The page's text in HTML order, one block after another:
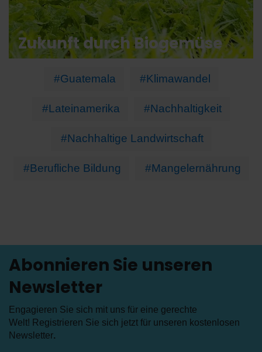
Zukunft durch Biogemüse
#Guatemala #Klimawandel
#Lateinamerika #Nachhaltigkeit
#Nachhaltige Landwirtschaft
#Berufliche Bildung #Mangelernährung
Abonnieren Sie unseren
Newsletter
Engagieren Sie sich mit uns für eine gerechte
Welt! Registrieren Sie sich jetzt für unseren kostenlosen
Newsletter.